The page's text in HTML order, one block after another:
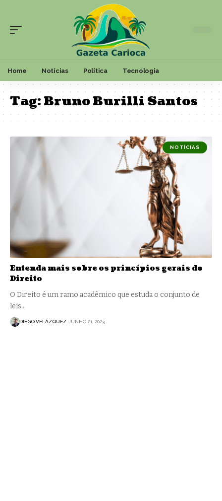
Home Notícias Política Tecnologia
Tag:Bruno Burilli Santos
NOTÍCIAS
Entenda mais sobre os princípios gerais do
Direito
O Direito é um ramo acadêmico que estuda o conjunto de
leis…
DIEGO VELÁZQUEZ JUNHO 21, 2023